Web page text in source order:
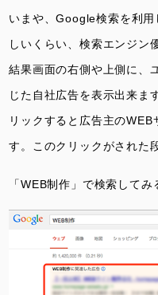
いまや、Google検索を利
しいくらい、検索エンジ
結果画面の右側や上側に、
じた自社広告を表示出来ま
リックすると広告主の
す。このクリックがされた
「WEB制作」で検索して